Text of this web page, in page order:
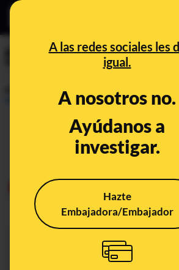
A las redes sociales les
igual.
A nosotros no.
Ayúdanos a
investigar.
Hazte
Embajadora/Embajador
preuguntas
Las afirmaciones falsas o
Cahill en el programa